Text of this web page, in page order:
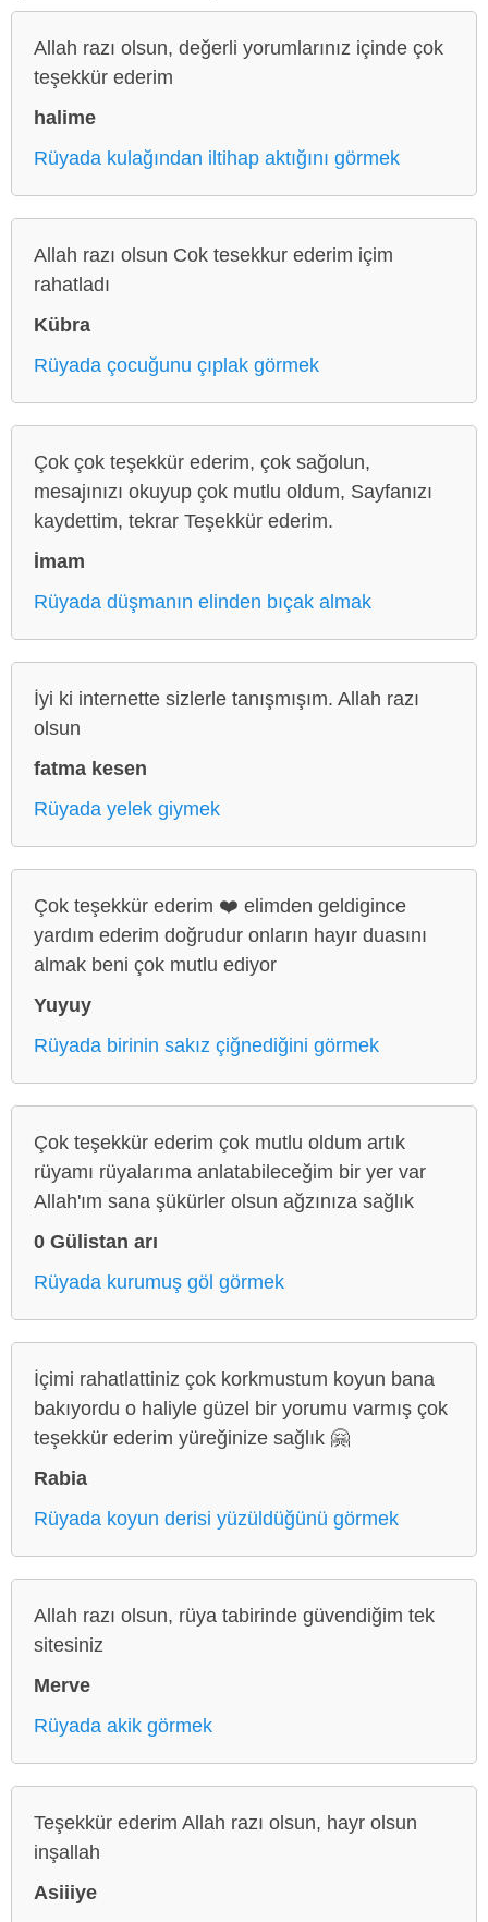
Allah razı olsun, değerli yorumlarınız içinde çok
teşekkür ederim
halime
Rüyada kulağından iltihap aktığını görmek
Allah razı olsun Cok tesekkur ederim içim
rahatladı
Kübra
Rüyada çocuğunu çıplak görmek
Çok çok teşekkür ederim, çok sağolun,
mesajınızı okuyup çok mutlu oldum, Sayfanızı
kaydettim, tekrar Teşekkür ederim.
İmam
Rüyada düşmanın elinden bıçak almak
İyi ki internette sizlerle tanışmışım. Allah razı
olsun
fatma kesen
Rüyada yelek giymek
Çok teşekkür ederim ❤️ elimden geldigince
yardım ederim doğrudur onların hayır duasını
almak beni çok mutlu ediyor
Yuyuy
Rüyada birinin sakız çiğnediğini görmek
Çok teşekkür ederim çok mutlu oldum artık
rüyamı rüyalarıma anlatabileceğim bir yer var
Allah'ım sana şükürler olsun ağzınıza sağlık
0 Gülistan arı
Rüyada kurumuş göl görmek
İçimi rahatlattiniz çok korkmustum koyun bana
bakıyordu o haliyle güzel bir yorumu varmış çok
teşekkür ederim yüreğinize sağlık 🤗
Rabia
Rüyada koyun derisi yüzüldüğünü görmek
Allah razı olsun, rüya tabirinde güvendiğim tek
sitesiniz
Merve
Rüyada akik görmek
Teşekkür ederim Allah razı olsun, hayr olsun
inşallah
Asiiiye